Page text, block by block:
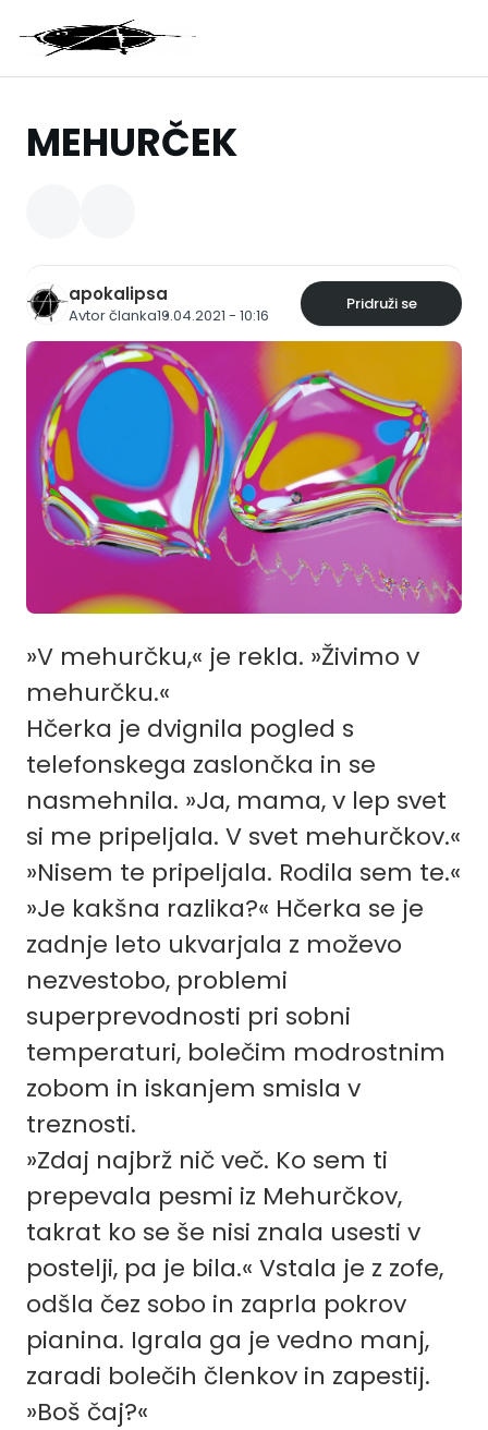
MEHURČEK
apokalipsa
Avtor članka19.04.2021 - 10:16
Pridruži se
»V mehurčku,« je rekla. »Živimo v
mehurčku.«
Hčerka je dvignila pogled s
telefonskega zaslončka in se
nasmehnila. »Ja, mama, v lep svet
si me pripeljala. V svet mehurčkov.«
»Nisem te pripeljala. Rodila sem te.«
»Je kakšna razlika?« Hčerka se je
zadnje leto ukvarjala z moževo
nezvestobo, problemi
superprevodnosti pri sobni
temperaturi, bolečim modrostnim
zobom in iskanjem smisla v
treznosti.
»Zdaj najbrž nič več. Ko sem ti
prepevala pesmi iz Mehurčkov,
takrat ko se še nisi znala usesti v
postelji, pa je bila.« Vstala je z zofe,
odšla čez sobo in zaprla pokrov
pianina. Igrala ga je vedno manj,
zaradi bolečih členkov in zapestij.
»Boš čaj?«